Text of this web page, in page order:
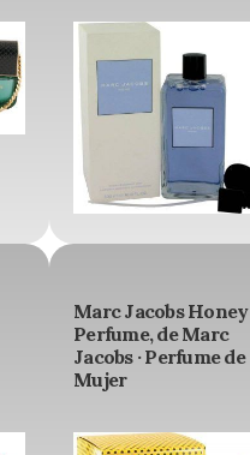
Marc Jacobs Honey
Perfume, de Marc
Jacobs · Perfume de
Mujer